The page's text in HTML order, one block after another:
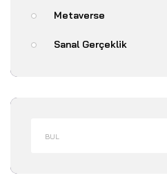
Metaverse
Sanal Gerçeklik